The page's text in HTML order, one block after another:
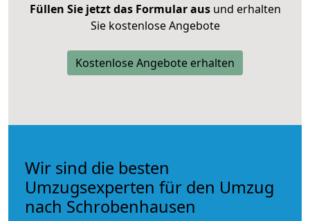
Füllen Sie jetzt das Formular ausund erhalten
Sie kostenlose Angebote
Kostenlose Angebote erhalten
Wir sind die besten
Umzugsexperten für den Umzug
nach Schrobenhausen